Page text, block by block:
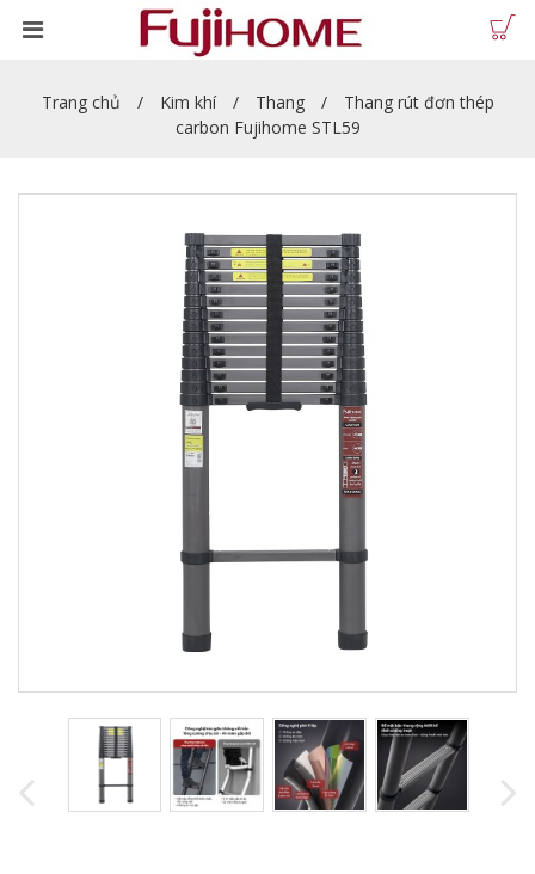
Trang chủ Kim khí Thang
Thang rút đơn thép
carbon Fujihome STL59